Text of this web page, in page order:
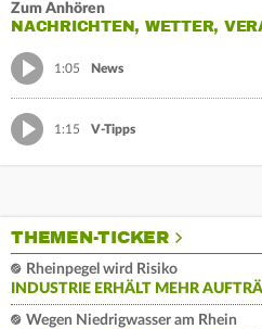
Zum Anhören
NACHRICHTEN, WETTER,
1:05 News
1:15 V-Tipps
THEMEN-TICKER
Rheinpegel wird Risiko
INDUSTRIE ERHÄLT MEHR
Wegen Niedrigwasser am Rhein